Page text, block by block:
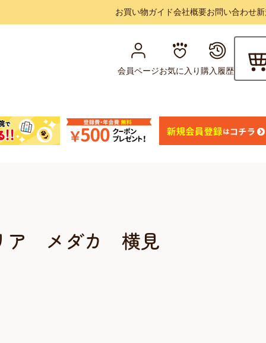
お買い物ガイド会社概要お問い合わせ
会員ページお気に入り購入履歴
ア メダカ 横見